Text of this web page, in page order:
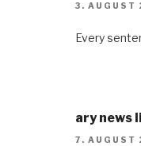
3. AUGUST
Every
ary news
7. AUGUST